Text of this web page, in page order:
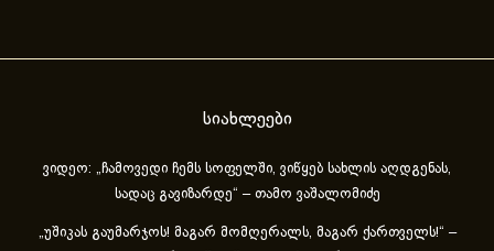
სიახლეები
ვიდეო: „ჩამოვედი ჩემს სოფელში, ვიწყებ სახლის აღდგენას,
სადაც გავიზარდე“ – თამო ვაშალომიძე
„უშიკას გაუმარჯოს! მაგარ მომღერალს, მაგარ ქართველს!“ –